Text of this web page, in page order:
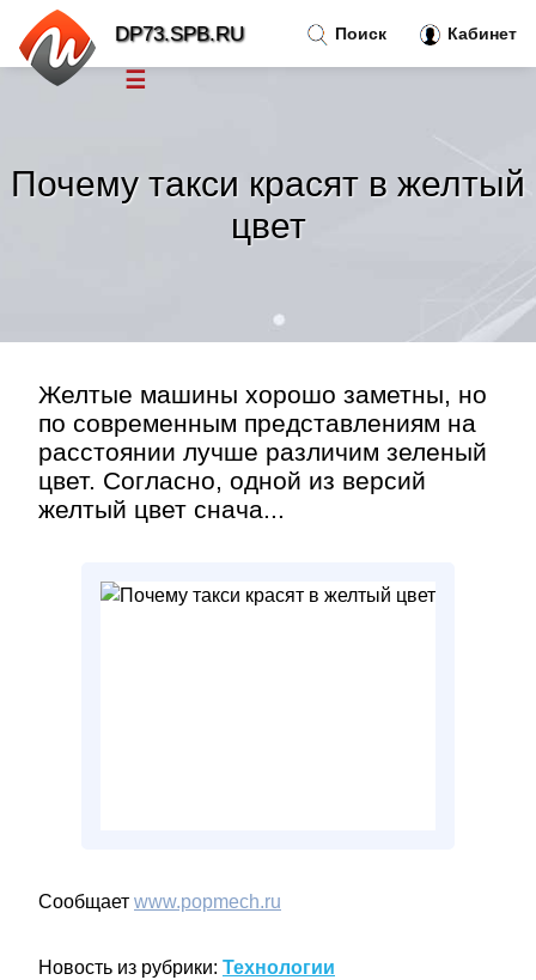
Почему такси красят в желтый
цвет
Желтые машины хорошо заметны, но
по современным представлениям на
расстоянии лучше различим зеленый
цвет. Согласно, одной из версий
желтый цвет снача...
Сообщает www.popmech.ru
Новость из рубрики: Технологии
Поиск Кабинет
DP73.SPB.RU
☰
Тренды новостей»
Правила»
Контакт»